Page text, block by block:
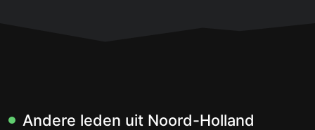
Andere leden uit Noord-Holland